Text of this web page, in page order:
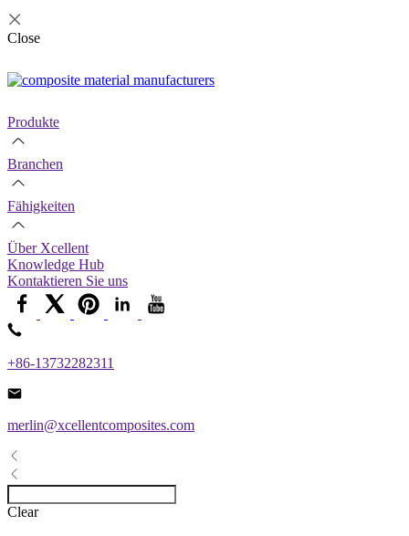
Close
Produkte
Branchen
Fähigkeiten
Über Xcellent
Knowledge Hub
Kontaktieren Sie uns
+86-13732282311
merlin@xcellentcomposites.com
Clear